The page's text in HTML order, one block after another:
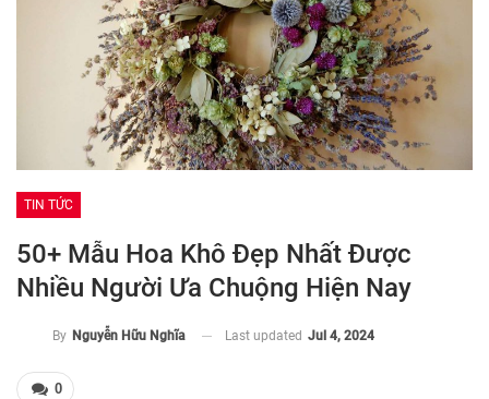
TIN TỨC
50+ Mẫu Hoa Khô Đẹp Nhất Được
Nhiều Người Ưa Chuộng Hiện Nay
By Nguyễn Hữu Nghĩa Last updated Jul 4, 2024
0